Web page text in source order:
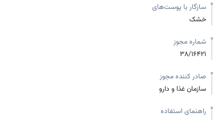
سازگار با پوست‌های
خشک
شماره مجوز
38/16421
صادر کننده مجوز
سازمان غذا و دارو
راهنمای استفاده